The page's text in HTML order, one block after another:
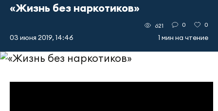
«Жизнь без наркотиков»
03 июня 2019, 14:46
621 0 0
1 мин на чтение